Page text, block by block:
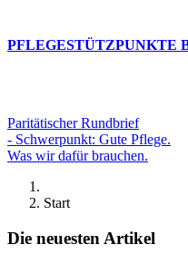
PFLEGESTÜTZPUNKTE
Paritätischer Rundbrief
- Schwerpunkt: Gute Pflege.
Was wir dafür brauchen.
Start
Die neuesten Artikel